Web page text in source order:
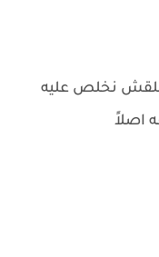
نخلص عليه
اصلاً